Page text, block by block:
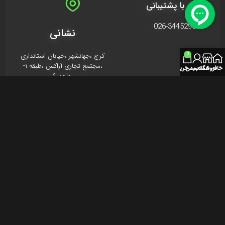
تماس با پشتیبانی
026-34452908 نشانی
کرج ،جهانشهر ،خیابان استانداری
،مجتمع تجاری آراکس ،طبقه ۱-
،واحد ۹
خانهفروشگاه
حساب من
0
سبد خرید